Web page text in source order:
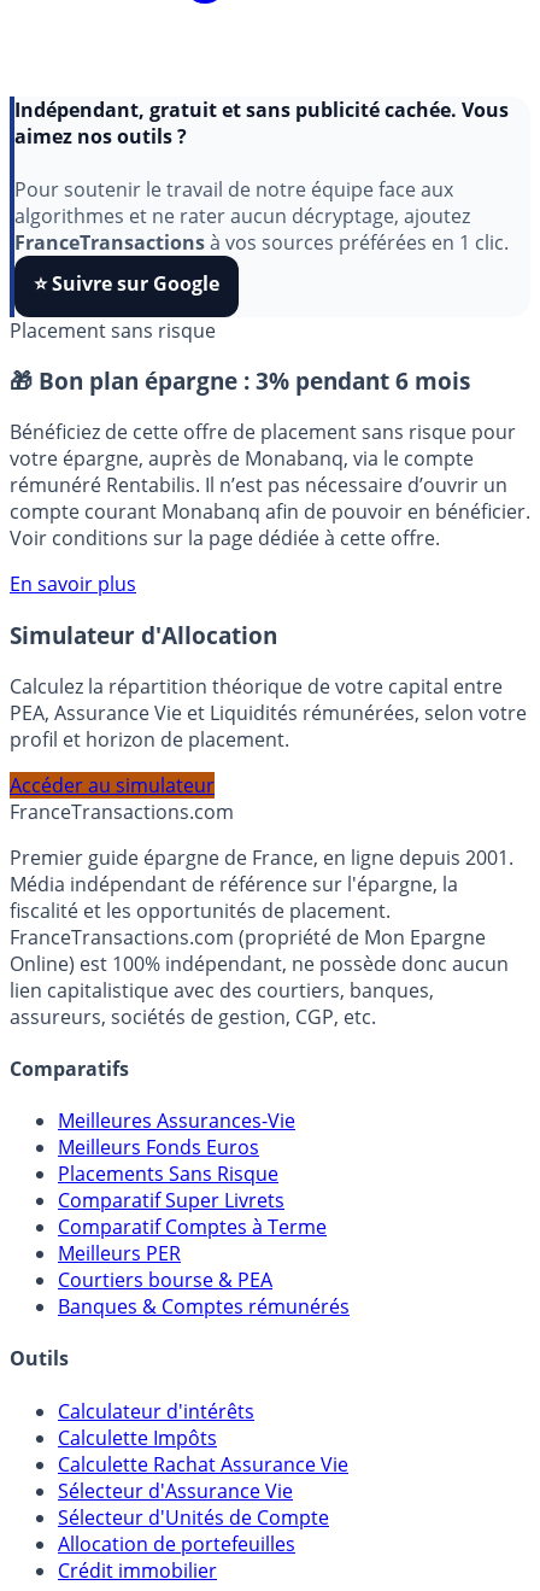
aimez nos outils ?
Pour soutenir le travail de notre équipe face aux
algorithmes et ne rater aucun décryptage, ajoutez
FranceTransactionsà vos sources préférées en 1 clic.
⭐️ Suivre sur Google
Placement sans risque
🎁 Bon plan épargne : 3% pendant 6 mois
Bénéficiez de cette offre de placement sans risque pour
votre épargne, auprès de Monabanq, via le compte
rémunéré Rentabilis. Il n’est pas nécessaire d’ouvrir un
Voir conditions sur la page dédiée à cette offre.
En savoir plus
Simulateur d'Allocation
Calculez la répartition théorique de votre capital entre
PEA, Assurance Vie et Liquidités rémunérées, selon votre
profil et horizon de placement.
FranceTransactions.com
Premier guide épargne de France, en ligne depuis 2001.
Média indépendant de référence sur l'épargne, la
fiscalité et les opportunités de placement.
FranceTransactions.com (propriété de Mon Epargne
Online) est 100% indépendant, ne possède donc aucun
lien capitalistique avec des courtiers, banques,
assureurs, sociétés de gestion, CGP, etc.
Comparatifs
Meilleures Assurances-Vie
Meilleurs Fonds Euros
Placements Sans Risque
Comparatif Super Livrets
Comparatif Comptes à Terme
Meilleurs PER
Banques & Comptes rémunérés
Outils
Calculateur d'intérêts
Calculette Impôts
Calculette Rachat Assurance Vie
Sélecteur d'Assurance Vie
Sélecteur d'Unités de Compte